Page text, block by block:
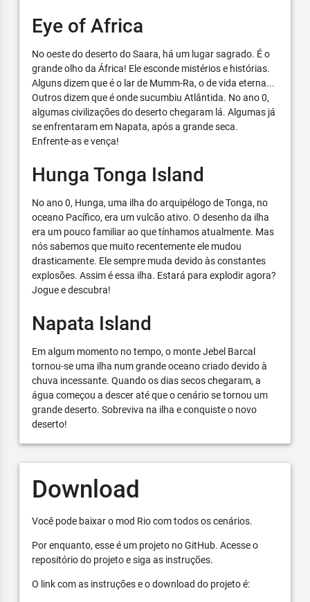
Eye of Africa
No oeste do deserto do Saara, há um lugar sagrado. É o
grande olho da África! Ele esconde mistérios e histórias.
Alguns dizem que é o lar de Mumm-Ra, o de vida eterna...
Outros dizem que é onde sucumbiu Atlântida. No ano 0,
algumas civilizações do deserto chegaram lá. Algumas já
se enfrentaram em Napata, após a grande seca.
Enfrente-as e vença!
Hunga Tonga Island
No ano 0, Hunga, uma ilha do arquipélogo de Tonga, no
oceano Pacífico, era um vulcão ativo. O desenho da ilha
era um pouco familiar ao que tínhamos atualmente. Mas
nós sabemos que muito recentemente ele mudou
drasticamente. Ele sempre muda devido às constantes
explosões. Assim é essa ilha. Estará para explodir agora?
Jogue e descubra!
Napata Island
Em algum momento no tempo, o monte Jebel Barcal
tornou-se uma ilha num grande oceano criado devido à
chuva incessante. Quando os dias secos chegaram, a
água começou a descer até que o cenário se tornou um
grande deserto. Sobreviva na ilha e conquiste o novo
deserto!
Download
Você pode baixar o mod Rio com todos os cenários.
Por enquanto, esse é um projeto no GitHub. Acesse o
repositório do projeto e siga as instruções.
O link com as instruções e o download do projeto é: